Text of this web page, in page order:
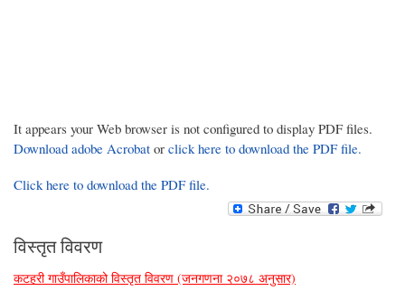
It appears your Web browser is not configured to display PDF files.
Download adobe Acrobat or click here to download the PDF file.
Click here to download the PDF file.
विस्तृत विवरण
कटहरी गाउँपालिकाको विस्तृत विवरण (जनगणना २०७८ अनुसार)